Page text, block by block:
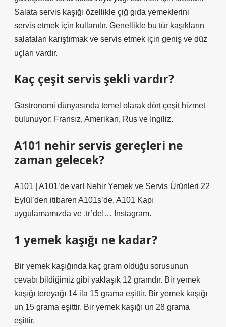
Salata servis kaşığı özellikle çiğ gıda yemeklerini
servis etmek için kullanılır. Genellikle bu tür kaşıkların
salataları karıştırmak ve servis etmek için geniş ve düz
uçları vardır.
Kaç çeşit servis şekli vardır?
Gastronomi dünyasında temel olarak dört çeşit hizmet
bulunuyor: Fransız, Amerikan, Rus ve İngiliz.
A101 nehir servis gereçleri ne
zaman gelecek?
A101 | A101’de var! Nehir Yemek ve Servis Ürünleri 22
Eylül’den itibaren A101s’de, A101 Kapı
uygulamamızda ve .tr’de!… Instagram.
1 yemek kaşığı ne kadar?
Bir yemek kaşığında kaç gram olduğu sorusunun
cevabı bildiğimiz gibi yaklaşık 12 gramdır. Bir yemek
kaşığı tereyağı 14 ila 15 grama eşittir. Bir yemek kaşığı
un 15 grama eşittir. Bir yemek kaşığı un 28 grama
eşittir.